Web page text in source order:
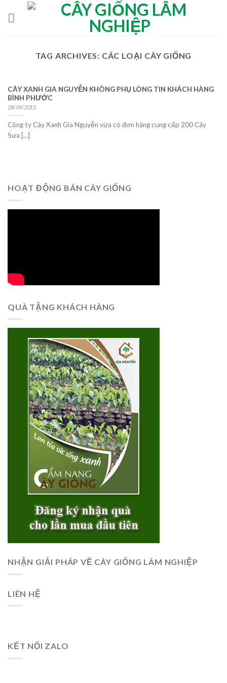
TAG ARCHIVES: CÁC LOẠI CÂY GIỐNG
CÂY XANH GIA NGUYỄN KHÔNG PHỤ LÒNG TIN KHÁCH HÀNG
BÌNH PHƯỚC
28/09/2015
Công ty Cây Xanh Gia Nguyễn vừa có đơn hàng cung cấp 200 Cây
Sưa [...]
HOẠT ĐỘNG BÁN CÂY GIỐNG
QUÀ TẶNG KHÁCH HÀNG
NHẬN GIẢI PHÁP VỀ CÂY GIỐNG LÂM NGHIỆP
LIÊN HỆ
KẾT NỐI ZALO